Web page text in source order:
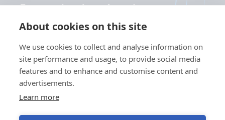
About cookies on this site
We use cookies to collect and analyse information on
site performance and usage, to provide social media
features and to enhance and customise content and
advertisements.
Learn more